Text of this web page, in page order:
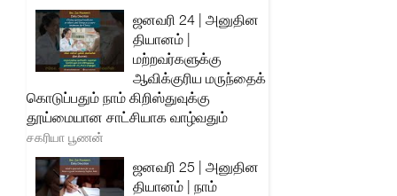
ஜனவரி 24 | அனுதின
தியானம் |
மற்றவர்களுக்கு
ஆவிக்குரிய மருந்தைக்
கொடுப்பதும் நாம் கிறிஸ்துவுக்கு
தூய்மையான சாட்சியாக வாழ்வதும்
சகரியா பூணன்
ஜனவரி 25 | அனுதின
தியானம் | நாம்